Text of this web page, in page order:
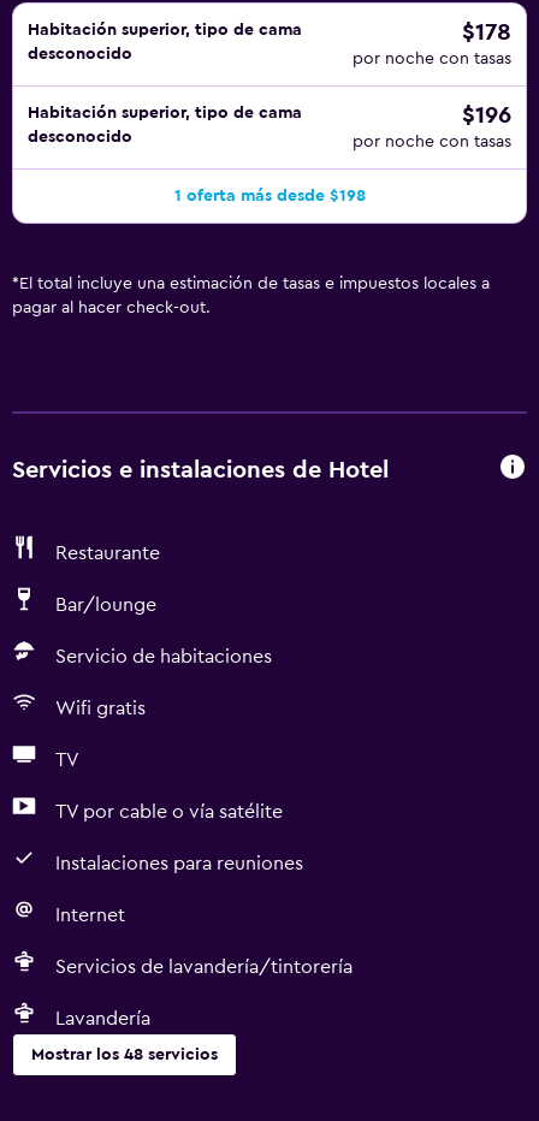
Habitación superior, tipo de cama
desconocido
$178
por noche con tasas
Habitación superior, tipo de cama
desconocido
$196
por noche con tasas
1 oferta más desde $198
* El total incluye una estimación de tasas e impuestos locales a
pagar al hacer check-out.
Servicios e instalaciones de Hotel
Restaurante
Bar/lounge
Servicio de habitaciones
Wifi gratis
TV
TV por cable o vía satélite
Instalaciones para reuniones
Internet
Servicios de lavandería/tintorería
Lavandería
Mostrar los 48 servicios